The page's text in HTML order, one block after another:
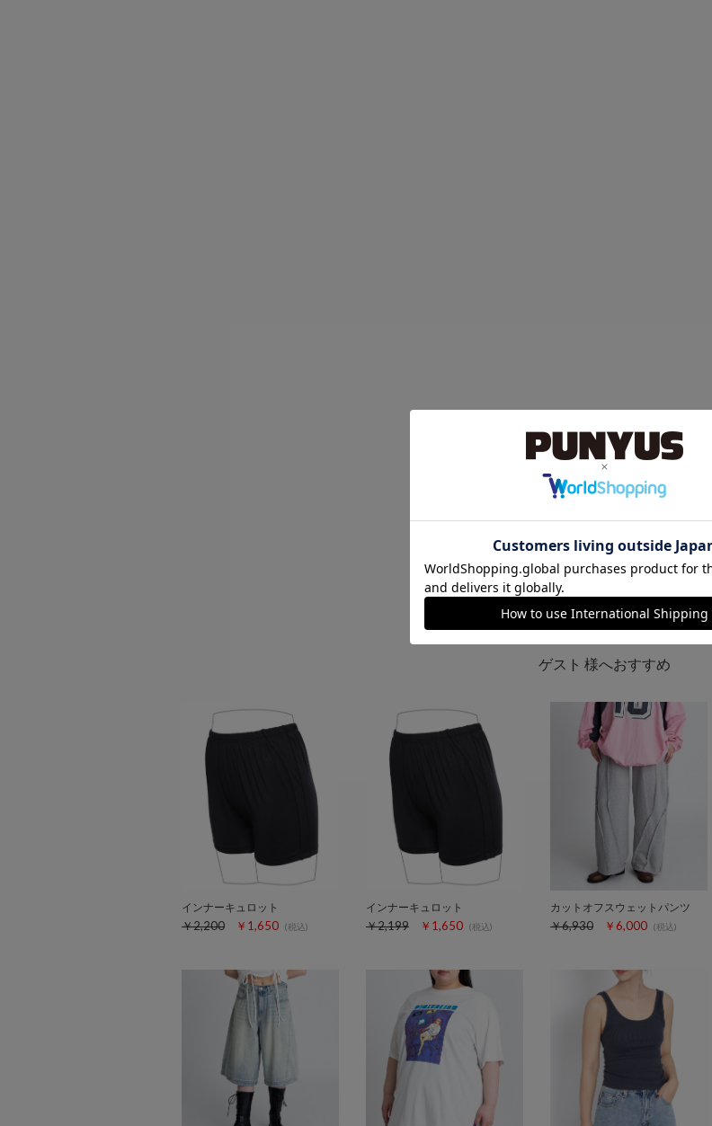
ゲスト 様へおすすめ
インナーキュロット
￥2,200 ￥1,650 (税込)
インナーキュロット
￥2,199 ￥1,650 (税込)
カットオフスウェットパンツ
￥6,930 ￥6,000 (税込)